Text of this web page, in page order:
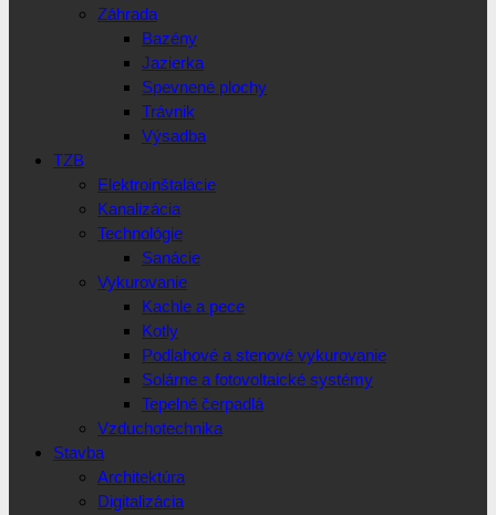
Záhrada
Bazény
Jazierka
Spevnené plochy
Trávnik
Výsadba
TZB
Elektroinštalácie
Kanalizácia
Technológie
Sanácie
Vykurovanie
Kachle a pece
Kotly
Podlahové a stenové vykurovanie
Solárne a fotovoltaické systémy
Tepelné čerpadlá
Vzduchotechnika
Stavba
Architektúra
Digitalizácia